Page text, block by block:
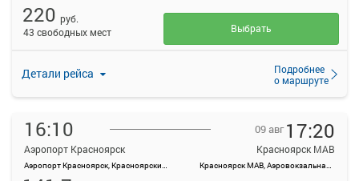
Детали рейса
Подробнее
о маршруте
220 руб.
43 свободных мест
Выбрать
16:10
Аэропорт Красноярск
Аэропорт Красноярск, Красноярский край, Емельяновский район, а/э Емельяново
09 авг 17:20
Красноярск МАВ
Красноярск МАВ, Аэровокзальная ул., 22